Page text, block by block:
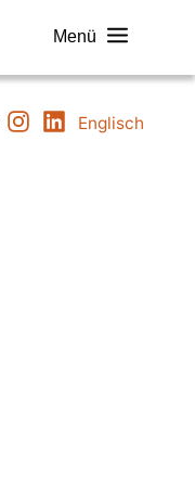
Menü
Instagram
LinkedInEnglisch